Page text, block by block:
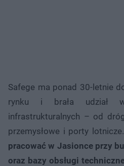
Safege ma ponad 30-letnie
rynku i brała udział
infrastrukturalnych – od
przemysłowe i porty lotnicze.
pracować w Jasionce przy
oraz bazy obsługi